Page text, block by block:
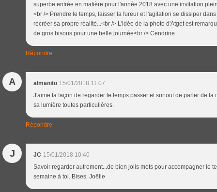
superbe entrée en matière pour l'année 2018 avec une invitation
<br /> Prendre le temps, laisser la fureur et l'agitation se dissiper
recréer sa propre réalité...<br /> L'idée de la photo d'Atget est
de gros bisous pour une belle journée<br /> Cendrine
Répondre
A almanito 15/01/2018 11:07
J'aime ta façon de regarder le temps passer et surtout de parler de la
sa lumière toutes particulières.
Répondre
J JC 15/01/2018 10:40
Savoir regarder autrement...de bien jolis mots pour accompagner le
semaine à toi. Bises. Joëlle